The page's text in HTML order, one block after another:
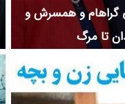
گراهام و همسرش و
تا مرگ